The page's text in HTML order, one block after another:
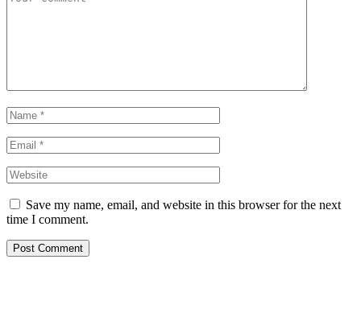
Save my name, email, and website in this browser for the next
time I comment.